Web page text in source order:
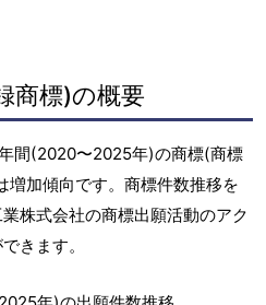
商標)の概要
間(2020〜2025年)の商標(商標
増加傾向です。商標件数推移を
株式会社の商標出願活動のアク
きます。